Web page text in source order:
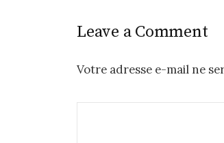
Leave a Comment
Votre adresse e-mail ne